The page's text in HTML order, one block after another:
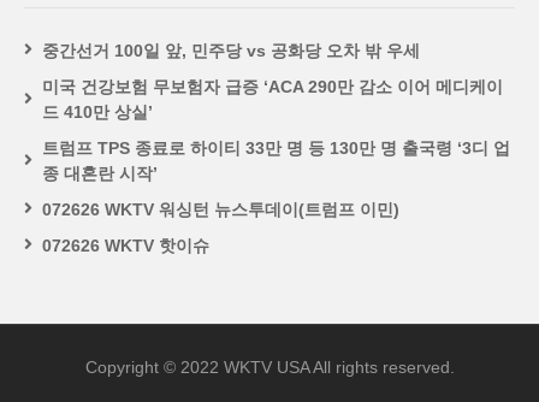
중간선거 100일 앞, 민주당 vs 공화당 오차 밖 우세
미국 건강보험 무보험자 급증 ‘ACA 290만 감소 이어 메디케이
드 410만 상실’
트럼프 TPS 종료로 하이티 33만 명 등 130만 명 출국령 ‘3디 업
종 대혼란 시작’
072626 WKTV 워싱턴 뉴스투데이(트럼프 이민)
072626 WKTV 핫이슈
Copyright © 2022 WKTV USA All rights reserved.